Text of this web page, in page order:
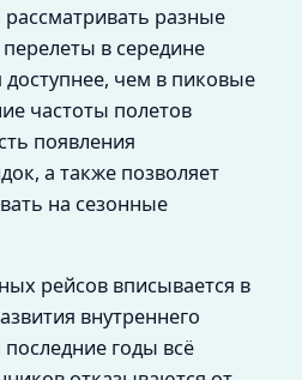
рассматривать разные
в середине
чем в пиковые
частоты полетов
появления
а также позволяет
на сезонные
рейсов вписывается в
внутреннего
годы всё